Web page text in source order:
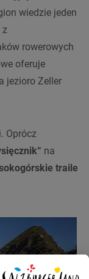
wiedzie jeden
z
rowerowych
oferuje
jezioro Zeller
Oprócz
na
traile